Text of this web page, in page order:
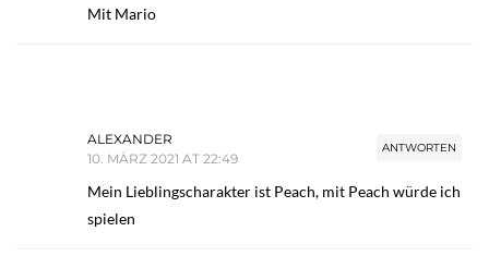
Mit Mario
ANTWORTEN
ALEXANDER
10. MÄRZ 2021 AT 22:49
Mein Lieblingscharakter ist Peach, mit Peach würde ich
spielen